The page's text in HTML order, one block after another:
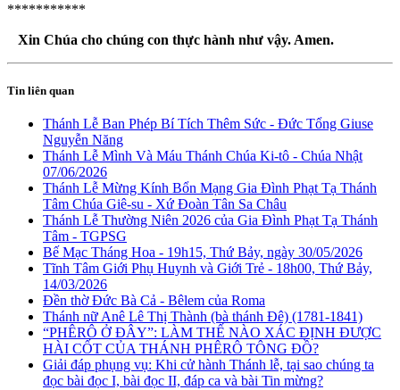
***********
Xin Chúa cho chúng con thực hành như vậy. Amen.
Tin liên quan
Thánh Lễ Ban Phép Bí Tích Thêm Sức - Đức Tổng Giuse
Nguyễn Năng
Thánh Lễ Mình Và Máu Thánh Chúa Ki-tô - Chúa Nhật
07/06/2026
Thánh Lễ Mừng Kính Bổn Mạng Gia Đình Phạt Tạ Thánh
Tâm Chúa Giê-su - Xứ Đoàn Tân Sa Châu
Thánh Lễ Thường Niên 2026 của Gia Đình Phạt Tạ Thánh
Tâm - TGPSG
Bế Mạc Tháng Hoa - 19h15, Thứ Bảy, ngày 30/05/2026
Tĩnh Tâm Giới Phụ Huynh và Giới Trẻ - 18h00, Thứ Bảy,
14/03/2026
Đền thờ Đức Bà Cả - Bêlem của Roma
Thánh nữ Anê Lê Thị Thành (bà thánh Đê) (1781-1841)
“PHÊRÔ Ở ĐÂY”: LÀM THẾ NÀO XÁC ĐỊNH ĐƯỢC
HÀI CỐT CỦA THÁNH PHÊRÔ TÔNG ĐỒ?
Giải đáp phụng vụ: Khi cử hành Thánh lễ, tại sao chúng ta
đọc bài đọc I, bài đọc II, đáp ca và bài Tin mừng?